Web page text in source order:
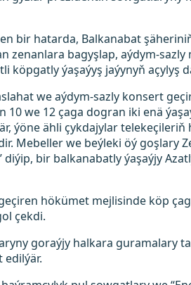
bir hatarda, Balkanabat
zenanlara bagyşlap, aýdym-
köpgatly ýaşaýyş jaýynyň açylyş
we aýdym-sazly konsert
10 we 12 çaga dogran iki enä
ýöne ähli çykdajylar
Mebeller we beýleki öý goşlary
bir balkanabatly ýaşaýjy
hökümet mejlisinde köp
çekdi.
goraýjy halkara guramalary
edilýär.